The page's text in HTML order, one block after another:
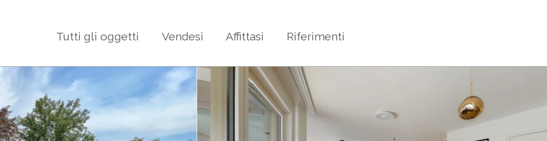
Tutti gli oggetti Vendesi Affittasi Riferimenti